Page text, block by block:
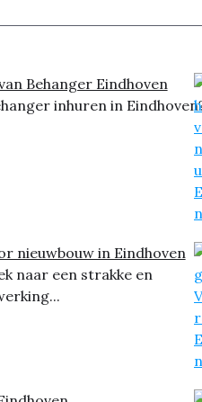
Behanger Eindhoven
inhuren in
nieuwbouw in Eindhoven
naar een strakke en